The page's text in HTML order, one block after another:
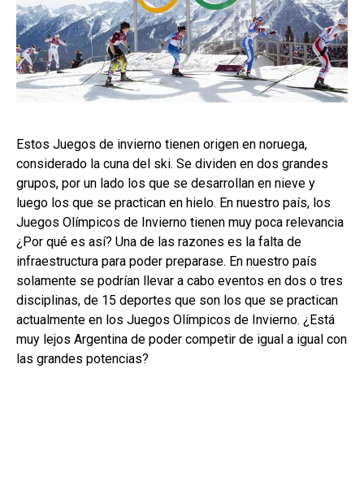
Estos Juegos de invierno tienen origen en noruega,
considerado la cuna del ski. Se dividen en dos grandes
grupos, por un lado los que se desarrollan en nieve y
luego los que se practican en hielo. En nuestro país, los
Juegos Olímpicos de Invierno tienen muy poca relevancia
¿Por qué es así? Una de las razones es la falta de
infraestructura para poder preparase. En nuestro país
solamente se podrían llevar a cabo eventos en dos o tres
disciplinas, de 15 deportes que son los que se practican
actualmente en los Juegos Olímpicos de Invierno. ¿Está
muy lejos Argentina de poder competir de igual a igual con
las grandes potencias?